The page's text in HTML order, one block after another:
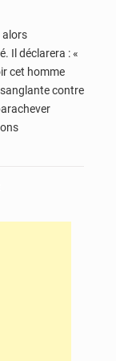
alors
Il déclarera : «
cet homme
contre